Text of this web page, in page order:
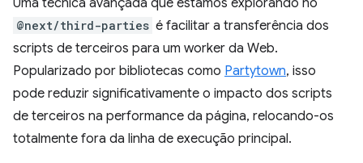
@next/third-parties é facilitar a transferência dos
scripts de terceiros para um worker da Web.
Popularizado por bibliotecas como Partytown, isso
pode reduzir significativamente o impacto dos scripts
de terceiros na performance da página, relocando-os
totalmente fora da linha de execução principal.